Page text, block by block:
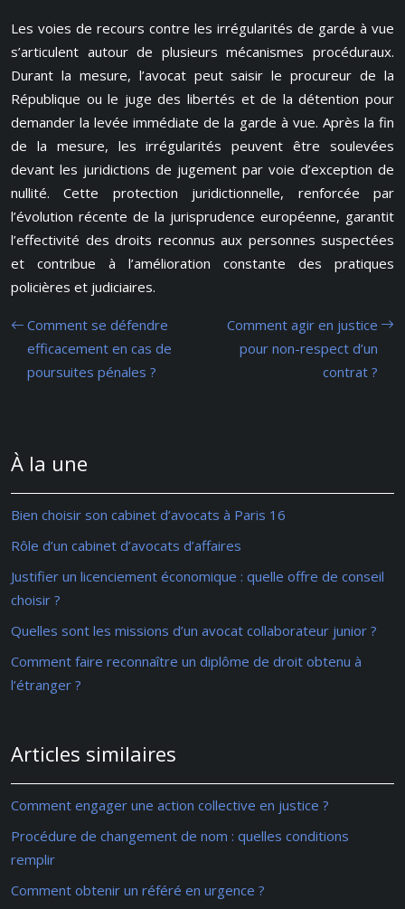
Les voies de recours contre les irrégularités de garde à vue
s’articulent autour de plusieurs mécanismes procéduraux.
Durant la mesure, l’avocat peut saisir le procureur de la
République ou le juge des libertés et de la détention pour
demander la levée immédiate de la garde à vue. Après la fin
de la mesure, les irrégularités peuvent être soulevées
devant les juridictions de jugement par voie d’exception de
nullité. Cette protection juridictionnelle, renforcée par
l’évolution récente de la jurisprudence européenne, garantit
l’effectivité des droits reconnus aux personnes suspectées
et contribue à l’amélioration constante des pratiques
policières et judiciaires.
Comment se défendre
efficacement en cas de
poursuites pénales ?
Comment agir en justice
pour non-respect d’un
contrat ?
À la une
Bien choisir son cabinet d’avocats à Paris 16
Rôle d’un cabinet d’avocats d’affaires
Justifier un licenciement économique : quelle offre de conseil
choisir ?
Quelles sont les missions d’un avocat collaborateur junior ?
Comment faire reconnaître un diplôme de droit obtenu à
l’étranger ?
Articles similaires
Comment engager une action collective en justice ?
Procédure de changement de nom : quelles conditions
remplir
Comment obtenir un référé en urgence ?